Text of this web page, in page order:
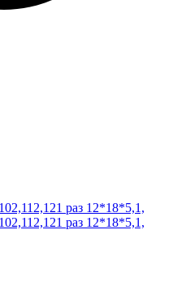
раз 12*18*5,1,
раз 12*18*5,1,